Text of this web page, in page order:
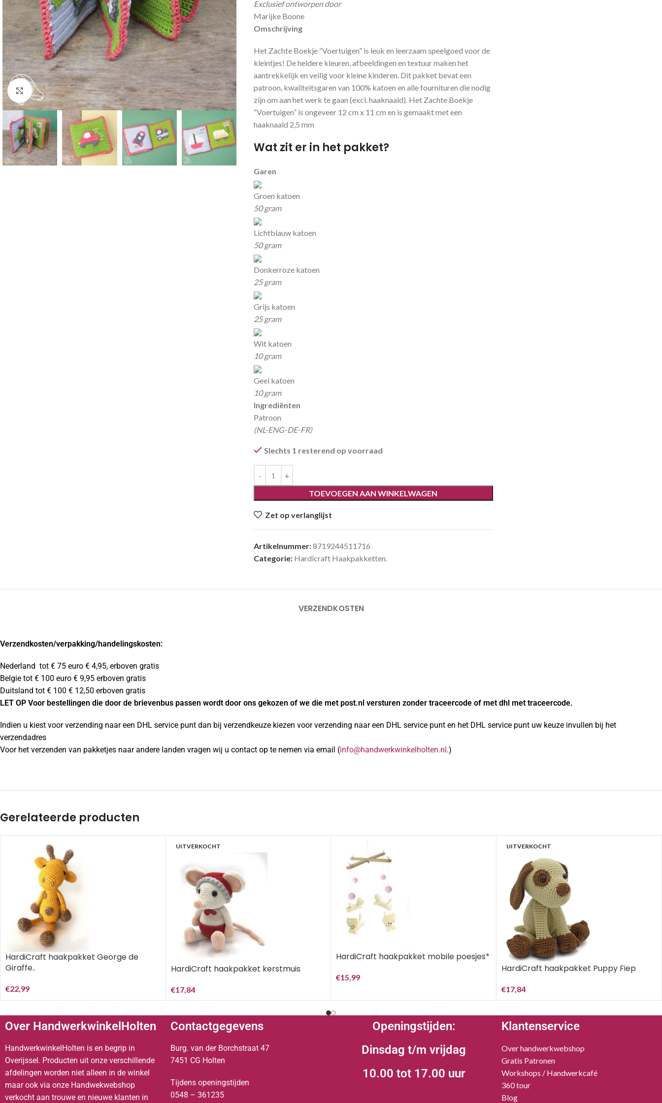
Klik om te vergroten
Exclusief ontworpen door
Marijke Boone
Omschrijving
Het Zachte Boekje “Voertuigen” is leuk en leerzaam speelgoed voor de
kleintjes! De heldere kleuren, afbeeldingen en textuur maken het
aantrekkelijk en veilig voor kleine kinderen. Dit pakket bevat een
patroon, kwaliteitsgaren van 100% katoen en alle fournituren die nodig
zijn om aan het werk te gaan (excl. haaknaald). Het Zachte Boekje
“Voertuigen” is ongeveer 12 cm x 11 cm en is gemaakt met een
haaknaald 2,5 mm
Wat zit er in het pakket?
Garen
Groen katoen
50 gram
Lichtblauw katoen
50 gram
Donkerroze katoen
25 gram
Grijs katoen
25 gram
Wit katoen
10 gram
Geel katoen
10 gram
Ingrediënten
Patroon
(NL-ENG-DE-FR)
Slechts 1 resterend op voorraad
TOEVOEGEN AAN WINKELWAGEN
Zet op verlanglijst
Artikelnummer:8719244511716
Categorie: Hardicraft Haakpakketten.
VERZENDKOSTEN
Verzendkosten/verpakking/handelingskosten:
Nederland tot € 75 euro € 4,95, erboven gratis
Belgie tot € 100 euro € 9,95 erboven gratis
Duitsland tot € 100 € 12,50 erboven gratis
LET OP Voor bestellingen die door de brievenbus passen wordt door ons gekozen of we die met post.nl versturen zonder traceercode of met dhl met traceercode.
Indien u kiest voor verzending naar een DHL service punt dan bij verzendkeuze kiezen voor verzending naar een DHL service punt en het DHL service punt uw keuze invullen bij het
verzendadres
Voor het verzenden van pakketjes naar andere landen vragen wij u contact op te nemen via email (info@handwerkwinkelholten.nl .)
Gerelateerde producten
HardiCraft haakpakket George de
Giraffe..
€22,99
UITVERKOCHT
HardiCraft haakpakket kerstmuis
€17,84
HardiCraft haakpakket mobile poesjes*
€15,99
UITVERKOCHT
HardiCraft haakpakket Puppy Fiep
€17,84
Over HandwerkwinkelHolten
HandwerkwinkelHolten is en begrip in
Overijssel. Producten uit onze verschillende
afdelingen worden niet alleen in de winkel
maar ook via onze Handwekwebshop
verkocht aan trouwe en nieuwe klanten in
Contactgegevens
Burg. van der Borchstraat 47
7451 CG Holten
Tijdens openingstijden
0548 – 361235
Openingstijden:
Dinsdag t/m vrijdag
10.00 tot 17.00 uur
Klantenservice
Over handwerkwebshop
Gratis Patronen
Workshops / Handwerkcafé
360 tour
Blog